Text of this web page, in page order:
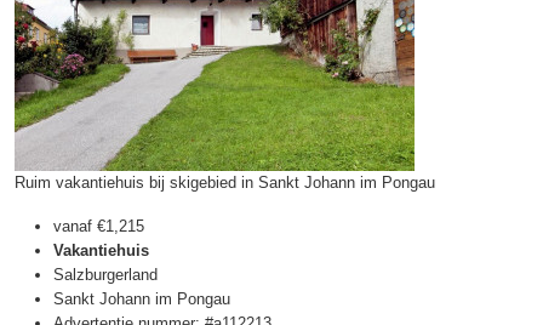
Ruim vakantiehuis bij skigebied in Sankt Johann im Pongau
vanaf €1,215
Vakantiehuis
Salzburgerland
Sankt Johann im Pongau